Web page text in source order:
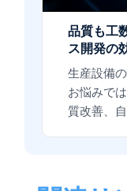
品質も工
ス開発の
生産設備
お悩みで
質改善、